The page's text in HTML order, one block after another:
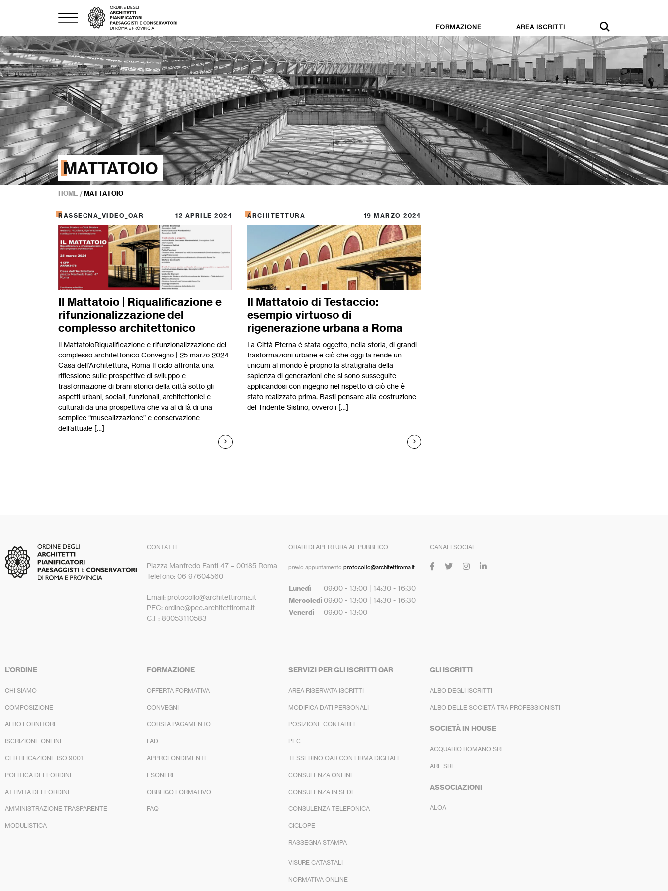
FORMAZIONE AREA ISCRITTI
MATTATOIO
HOME /MATTATOIO
RASSEGNA_VIDEO_OAR 12 APRILE 2024
Il Mattatoio | Riqualificazione e
rifunzionalizzazione del
complesso architettonico
Il MattatoioRiqualificazione e rifunzionalizzazione del
complesso architettonico Convegno | 25 marzo 2024
Casa dell’Architettura, Roma Il ciclo affronta una
riflessione sulle prospettive di sviluppo e
trasformazione di brani storici della città sotto gli
aspetti urbani, sociali, funzionali, architettonici e
culturali da una prospettiva che va al di là di una
semplice “musealizzazione” e conservazione
dell’attuale […]
ARCHITETTURA 19 MARZO 2024
Il Mattatoio di Testaccio:
esempio virtuoso di
rigenerazione urbana a Roma
La Città Eterna è stata oggetto, nella storia, di grandi
trasformazioni urbane e ciò che oggi la rende un
unicum al mondo è proprio la stratigrafia della
sapienza di generazioni che si sono susseguite
applicandosi con ingegno nel rispetto di ciò che è
stato realizzato prima. Basti pensare alla costruzione
del Tridente Sistino, ovvero i […]
CONTATTI
Piazza Manfredo Fanti 47 – 00185 Roma
Telefono: 06 97604560
Email: protocollo@architettiroma.it
PEC: ordine@pec.architettiroma.it
C.F: 80053110583
ORARI DI APERTURA AL PUBBLICO
previo appuntamento protocollo@architettiroma.it
Lunedì 09:00 - 13:00 | 14:30 - 16:30
Mercoledì 09:00 - 13:00 | 14:30 - 16:30
Venerdì 09:00 - 13:00
CANALI SOCIAL
L’ORDINE
CHI SIAMO
COMPOSIZIONE
ALBO FORNITORI
ISCRIZIONE ONLINE
CERTIFICAZIONE ISO 9001
POLITICA DELL’ORDINE
ATTIVITÀ DELL’ORDINE
AMMINISTRAZIONE TRASPARENTE
MODULISTICA
FORMAZIONE
OFFERTA FORMATIVA
CONVEGNI
CORSI A PAGAMENTO
FAD
APPROFONDIMENTI
ESONERI
OBBLIGO FORMATIVO
FAQ
SERVIZI PER GLI ISCRITTI OAR
AREA RISERVATA ISCRITTI
MODIFICA DATI PERSONALI
POSIZIONE CONTABILE
PEC
TESSERINO OAR CON FIRMA DIGITALE
CONSULENZA ONLINE
CONSULENZA IN SEDE
CONSULENZA TELEFONICA
CICLOPE
RASSEGNA STAMPA
VISURE CATASTALI
NORMATIVA ONLINE
GLI ISCRITTI
ALBO DEGLI ISCRITTI
ALBO DELLE SOCIETÀ TRA PROFESSIONISTI
SOCIETÀ IN HOUSE
ACQUARIO ROMANO SRL
ARE SRL
ASSOCIAZIONI
ALOA